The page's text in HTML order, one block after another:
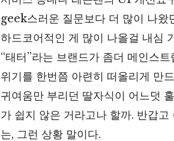
geek스러운 질문보다 더 많이 나왔
하드코어적인 게 많이 나올걸 내심
“태터”라는 브랜드가 좀더 메인스
위기를 한번쯤 아련히 떠올리게 만
귀여움만 부리던 딸자식이 어느덧
가 쉽지 않은 거라고나 할까. 반갑
는, 그런 상황 말이다.